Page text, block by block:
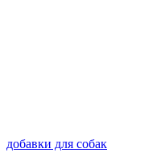
добавки для собак